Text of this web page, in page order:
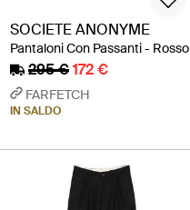
SOCIETE ANONYME
Pantaloni Con Passanti - Rosso
295 €172 €
FARFETCH
IN SALDO